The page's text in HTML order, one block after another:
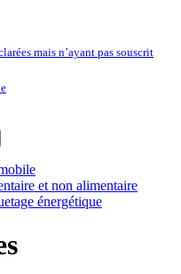
mais n’ayant pas souscrit
et non alimentaire
énergétique